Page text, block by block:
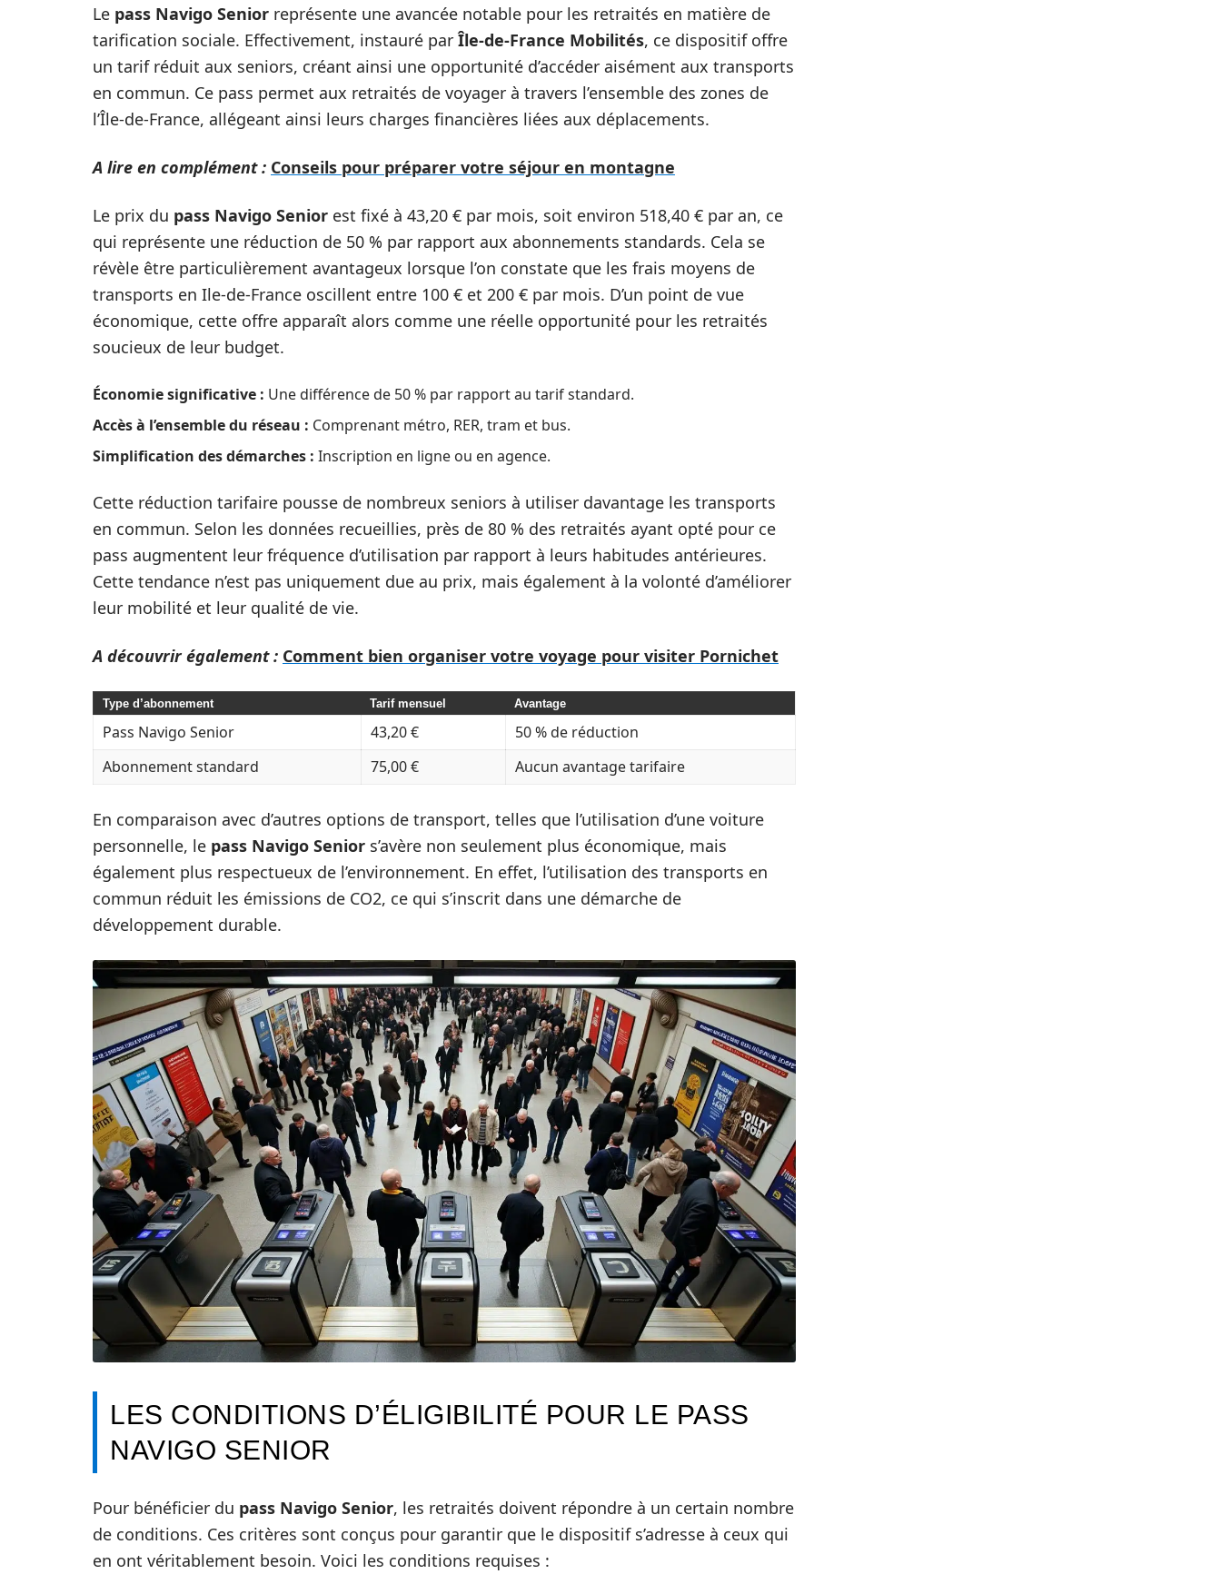
Le pass Navigo Senior représente une avancée notable pour les retraités en matière de
tarification sociale. Effectivement, instauré parÎle-de-France Mobilités, ce dispositif offre
un tarif réduit aux seniors, créant ainsi une opportunité d’accéder aisément aux transports
en commun. Ce pass permet aux retraités de voyager à travers l’ensemble des zones de
l’Île-de-France, allégeant ainsi leurs charges financières liées aux déplacements.
A lire en complément : Conseils pour préparer votre séjour en montagne
Le prix du pass Navigo Senior est fixé à 43,20 € par mois, soit environ 518,40 € par an, ce
qui représente une réduction de 50 % par rapport aux abonnements standards. Cela se
révèle être particulièrement avantageux lorsque l’on constate que les frais moyens de
transports en Ile-de-France oscillent entre 100 € et 200 € par mois. D’un point de vue
économique, cette offre apparaît alors comme une réelle opportunité pour les retraités
soucieux de leur budget.
Économie significative : Une différence de 50 % par rapport au tarif standard.
Accès à l’ensemble du réseau : Comprenant métro, RER, tram et bus.
Simplification des démarches : Inscription en ligne ou en agence.
Cette réduction tarifaire pousse de nombreux seniors à utiliser davantage les transports
en commun. Selon les données recueillies, près de 80 % des retraités ayant opté pour ce
pass augmentent leur fréquence d’utilisation par rapport à leurs habitudes antérieures.
Cette tendance n’est pas uniquement due au prix, mais également à la volonté d’améliorer
leur mobilité et leur qualité de vie.
A découvrir également : Comment bien organiser votre voyage pour visiter Pornichet
Type d’abonnement Tarif mensuel Avantage
Pass Navigo Senior 43,20 €
50 % de réduction
Abonnement standard
75,00 € Aucun avantage tarifaire
En comparaison avec d’autres options de transport, telles que l’utilisation d’une voiture
personnelle, le pass Navigo Senior s’avère non seulement plus économique, mais
également plus respectueux de l’environnement. En effet, l’utilisation des transports en
commun réduit les émissions de CO2, ce qui s’inscrit dans une démarche de
développement durable.
LES CONDITIONS D’ÉLIGIBILITÉ POUR LE PASS
NAVIGO SENIOR
Pour bénéficier du pass Navigo Senior, les retraités doivent répondre à un certain nombre
de conditions. Ces critères sont conçus pour garantir que le dispositif s’adresse à ceux qui
en ont véritablement besoin. Voici les conditions requises :